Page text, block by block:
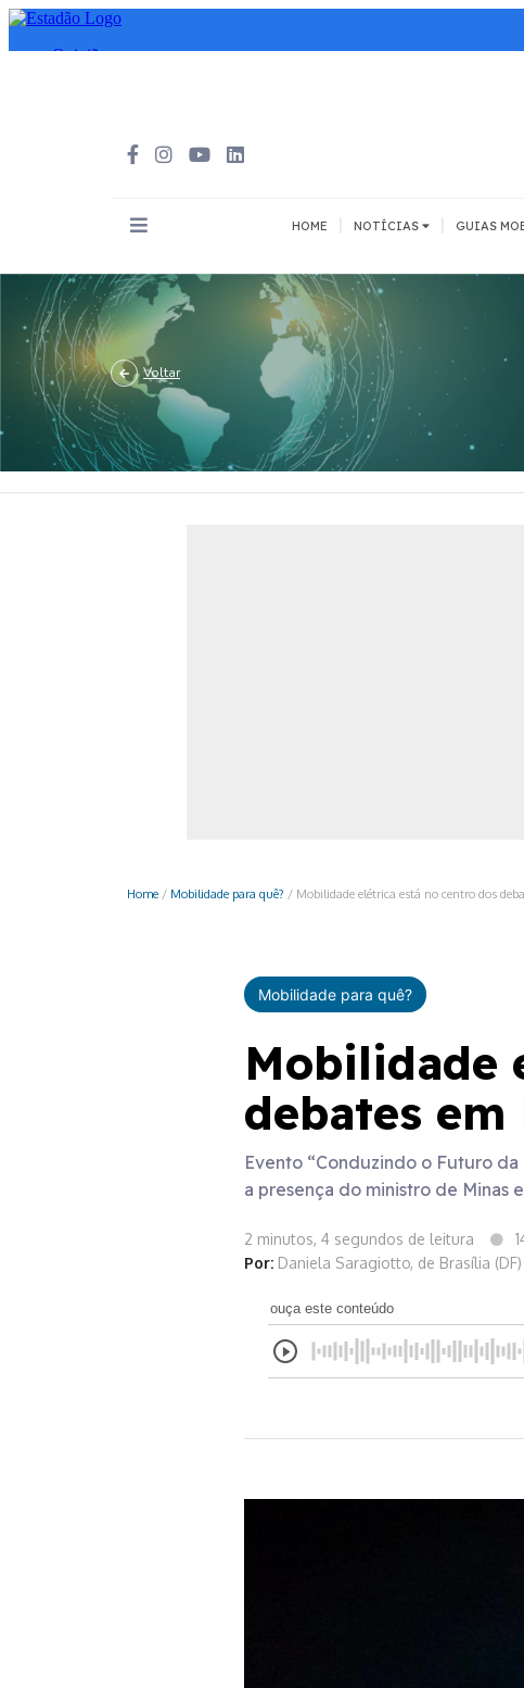
HOME NOTÍCIAS
INOVAÇÃO
Todos
MEIOS DE
Cargas
Carro
GUIAS
Voltar
Home / Mobilidade para quê? / Mobilidade elétrica está no centro dos
Mobilidade para quê?
Mobilidade
debates
Evento “Conduzindo o Futuro
a presença do ministro de Minas
2 minutos, 4 segundos de leitura
Por: Daniela Saragiotto, de Brasília (DF)
ouça este conteúdo